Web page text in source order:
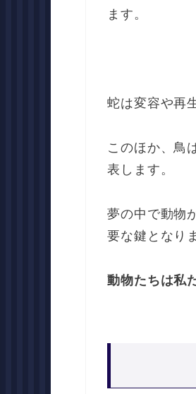
ます。
蛇は変容や再
このほか、鳥
表します。
夢の中で動物
要な鍵となり
動物たちは私